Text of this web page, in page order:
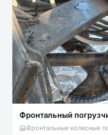
Фронтальный
Фронтальные колесные